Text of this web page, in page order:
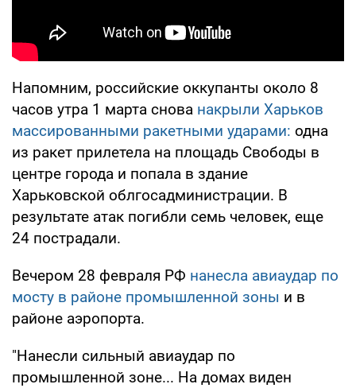
Напомним, российские оккупанты около 8
часов утра 1 марта снова накрыли Харьков
массированными ракетными ударами: одна
из ракет прилетела на площадь Свободы в
центре города и попала в здание
Харьковской облгосадминистрации. В
результате атак погибли семь человек, еще
24 пострадали.
Вечером 28 февраля РФ нанесла авиаудар по
мосту в районе промышленной зоны и в
районе аэропорта.
"Нанесли сильный авиаудар по
промышленной зоне... На домах виден